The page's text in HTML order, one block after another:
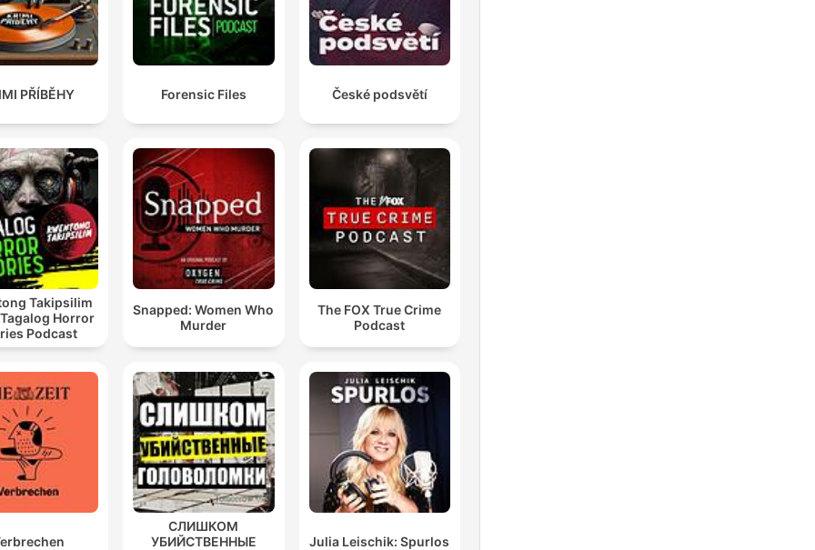
PŘÍBĚHY Forensic Files České podsvětí
Takipsilim
Horror
Podcast
Snapped: Women Who
Murder
The FOX True Crime
Podcast
СЛИШКОМ
УБИЙСТВЕННЫЕ
Julia Leischik: Spurlos